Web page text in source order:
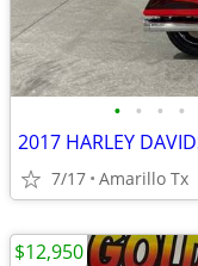
• • • •
2017 HARLEY
7/17 Amarillo Tx
$12,950